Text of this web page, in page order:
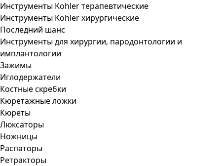
Инструменты Kohler терапевтические
Инструменты Kohler хирургические
Последний шанс
Инструменты для хирургии, пародонтологии и
имплантологии
Зажимы
Иглодержатели
Костные скребки
Кюретажные ложки
Кюреты
Люксаторы
Ножницы
Распаторы
Ретракторы